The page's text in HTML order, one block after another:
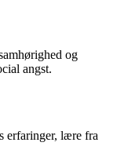
og
angst.
erfaringer, lære fra